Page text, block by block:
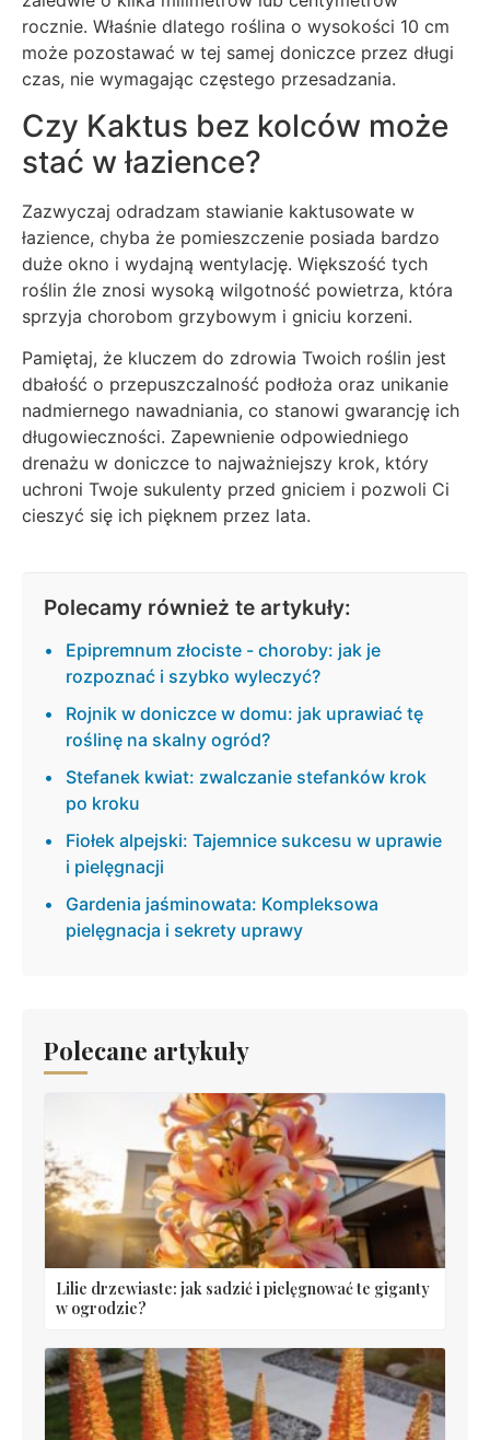
rocznie. Właśnie dlatego roślina o wysokości 10 cm
może pozostawać w tej samej doniczce przez długi
czas, nie wymagając częstego przesadzania.
Czy Kaktus bez kolców może
stać w łazience?
Zazwyczaj odradzam stawianie kaktusowate w
łazience, chyba że pomieszczenie posiada bardzo
duże okno i wydajną wentylację. Większość tych
roślin źle znosi wysoką wilgotność powietrza, która
sprzyja chorobom grzybowym i gniciu korzeni.
Pamiętaj, że kluczem do zdrowia Twoich roślin jest
dbałość o przepuszczalność podłoża oraz unikanie
nadmiernego nawadniania, co stanowi gwarancję ich
długowieczności. Zapewnienie odpowiedniego
drenażu w doniczce to najważniejszy krok, który
uchroni Twoje sukulenty przed gniciem i pozwoli Ci
cieszyć się ich pięknem przez lata.
Polecamy również te artykuły:
Epipremnum złociste - choroby: jak je
rozpoznać i szybko wyleczyć?
Rojnik w doniczce w domu: jak uprawiać tę
roślinę na skalny ogród?
Stefanek kwiat: zwalczanie stefanków krok
po kroku
Fiołek alpejski: Tajemnice sukcesu w uprawie
i pielęgnacji
Gardenia jaśminowata: Kompleksowa
pielęgnacja i sekrety uprawy
Polecane artykuły
Lilie drzewiaste: jak sadzić i pielęgnować te giganty
w ogrodzie?